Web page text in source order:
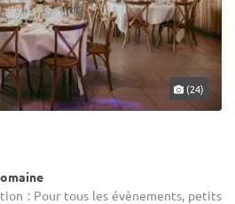
(24)
: Pour tous les évènements, petits